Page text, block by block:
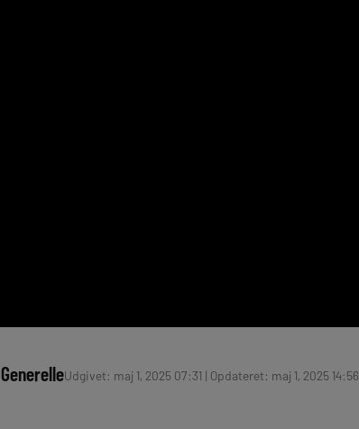
GenerelleUdgivet: maj 1, 2025 07:31 | Opdateret: maj 1, 2025 14:56